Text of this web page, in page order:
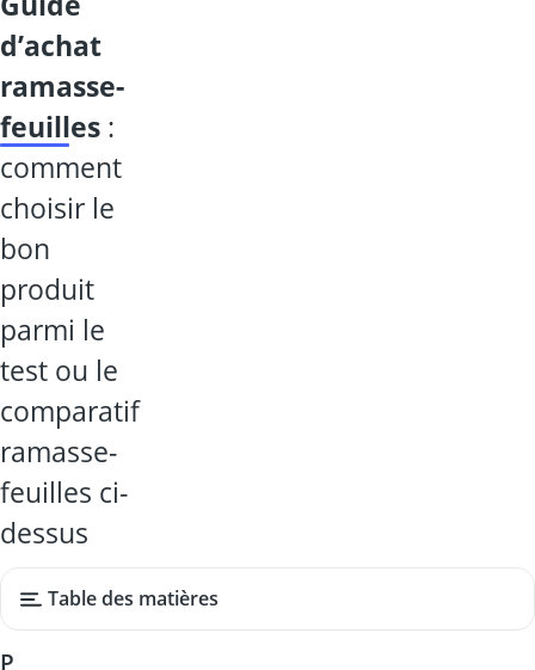
d’achat
ramasse-
feuilles :
comment
choisir le
bon
produit
parmi le
test ou le
comparatif
ramasse-
feuilles ci-
dessus
Table des matières
P